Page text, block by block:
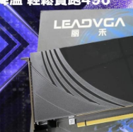
活動快訊
關於我們
挖礦教學
媒體中心
挖礦小學堂